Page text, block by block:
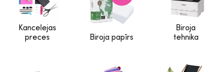
Kancelejas
preces
Biroja papīrs
Biroja
tehnika